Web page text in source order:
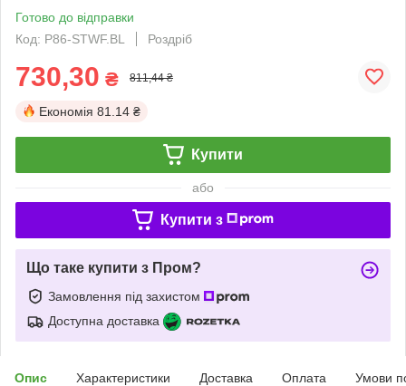
Готово до відправки
Код: P86-STWF.BL
Роздріб
730,30 ₴ 811,44 ₴
Економія 81.14 ₴
Купити
або
Купити з
Що таке купити з Пром?
Замовлення під захистом
Доступна доставка
Опис Характеристики Доставка Оплата Умови